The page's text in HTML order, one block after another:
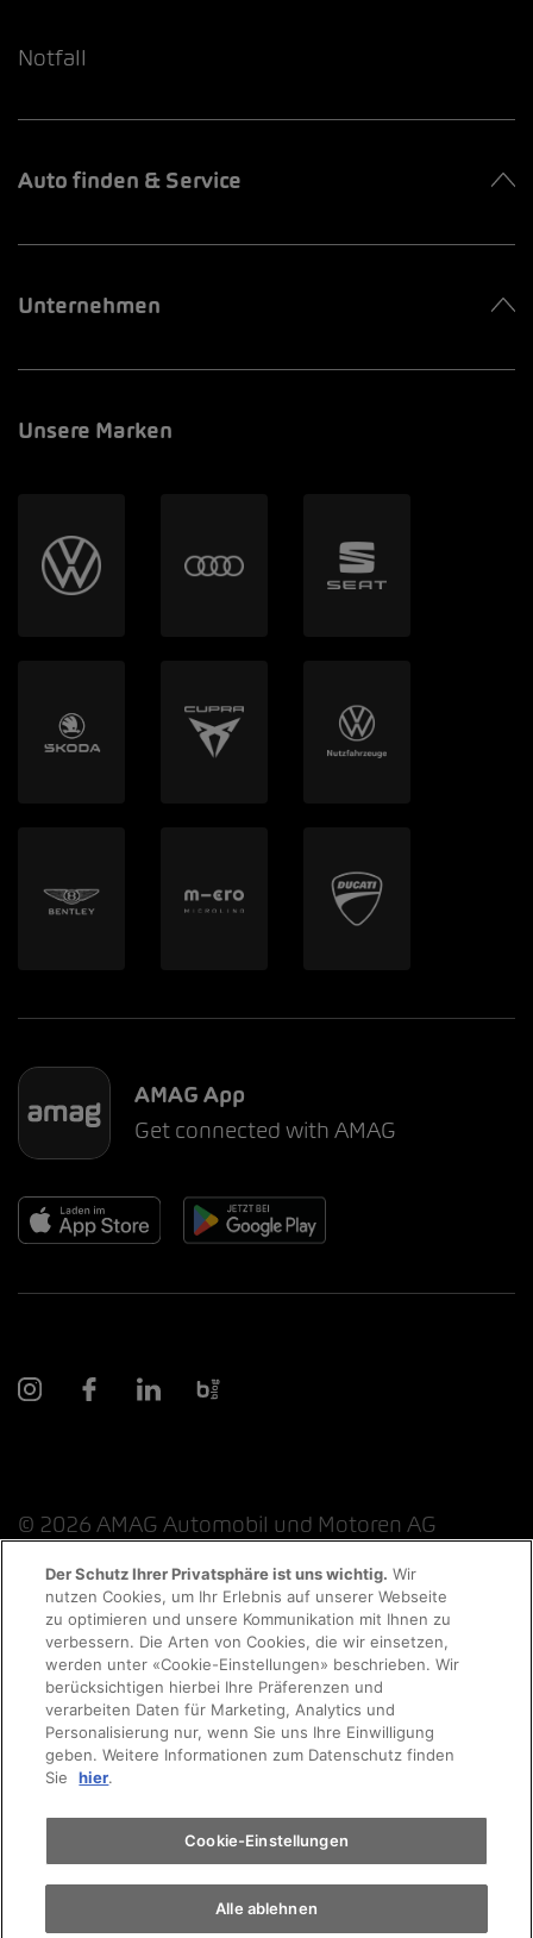
Notfall
Auto finden & Service
Unternehmen
Unsere Marken
AMAG App
Get connected with AMAG
© 2026 AMAG Automobil und Motoren AG
Datenschutzerklärung Rechtliche Hinweise
Rechtliche Hinweise Online-Chat
Cookie-Richtlinie Impressum AGB Jobs
Der Schutz Ihrer Privatsphäre ist uns wichtig. Wir
nutzen Cookies, um Ihr Erlebnis auf unserer Webseite
zu optimieren und unsere Kommunikation mit Ihnen zu
verbessern. Die Arten von Cookies, die wir einsetzen,
werden unter «Cookie-Einstellungen» beschrieben. Wir
berücksichtigen hierbei Ihre Präferenzen und
verarbeiten Daten für Marketing, Analytics und
Personalisierung nur, wenn Sie uns Ihre Einwilligung
geben. Weitere Informationen zum Datenschutz finden
Sie
hier.
Cookie-Einstellungen
Alle ablehnen